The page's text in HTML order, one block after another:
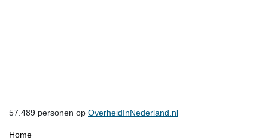
57.489 personen op OverheidInNederland.nl
Home